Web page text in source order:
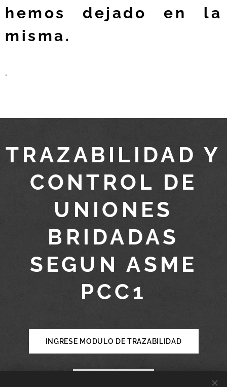
hemos dejado en la
misma.
.
TRAZABILIDAD Y
CONTROL DE
UNIONES
BRIDADAS
SEGUN ASME
PCC1
INGRESE MODULO DE TRAZABILIDAD